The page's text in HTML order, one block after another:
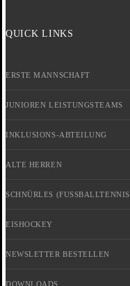
QUICK LINKS
ERSTE MANNSCHAFT
JUNIOREN LEISTUNGSTEAMS
INKLUSIONS-ABTEILUNG
ALTE HERREN
SCHNÜRLES (FUSSBALLTENNIS)
EISHOCKEY
NEWSLETTER BESTELLEN
DOWNLOADS